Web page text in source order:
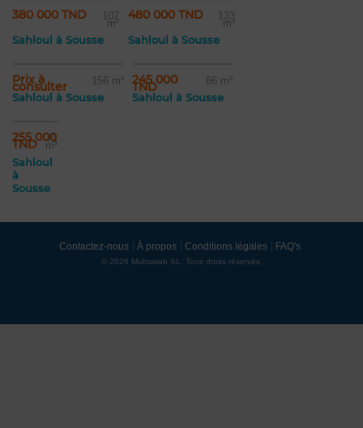
380 000 TND 107
m²
Sahloul à Sousse
480 000 TND 133
m²
Sahloul à Sousse
Prix à
consulter 156 m²
Sahloul à Sousse
245 000
TND 66 m²
Sahloul à Sousse
255 000
TND 71
m²
Sahloul
à
Sousse
Contactez-nous À propos Conditions légales FAQ's
© 2026 Mubawab SL. Tous droits réservés.